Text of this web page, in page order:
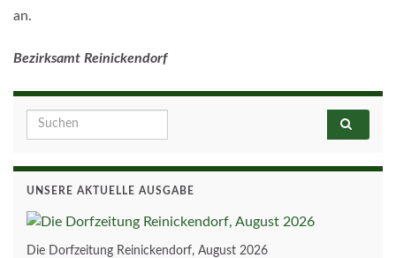
an.
Bezirksamt Reinickendorf
Search for:
UNSERE AKTUELLE AUSGABE
Die Dorfzeitung Reinickendorf, August 2026